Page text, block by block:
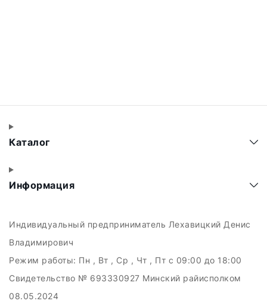
Каталог
Информация
Индивидуальный предприниматель Лехавицкий Денис
Владимирович
Режим работы: Пн , Вт , Ср , Чт , Пт c 09:00 до 18:00
Свидетельство № 693330927 Минский райисполком
08.05.2024